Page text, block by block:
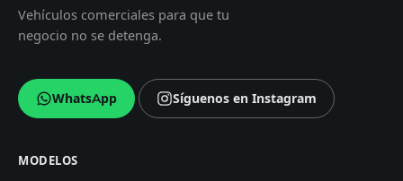
Vehículos comerciales para que tu
negocio no se detenga.
WhatsApp Síguenos en Instagram
MODELOS